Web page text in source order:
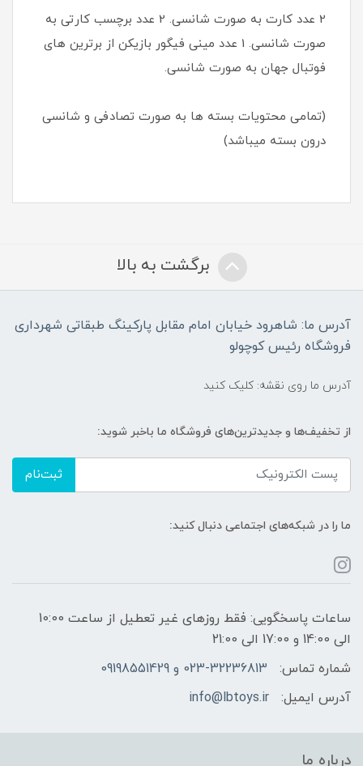
2 عدد کارت به صورت شانسی. 2 عدد برچسب کارتی به
صورت شانسی. 1 عدد مینی فیگور بازیکن از برترین های
فوتبال جهان به صورت شانسی.
(تمامی محتویات بسته ها به صورت تصادفی و شانسی
درون بسته میباشد)
برگشت به بالا
آدرس ما: شاهرود خیابان امام مقابل پارکینگ طبقاتی شهرداری
فروشگاه رئیس کوچولو
آدرس ما روی نقشه: کلیک کنید
از تخفیف‌ها و جدیدترین‌های فروشگاه ما باخبر شوید:
ثبت‌نام
ما را در شبکه‌های اجتماعی دنبال کنید:
ساعات پاسخگویی: فقط روزهای غیر تعطیل از ساعت 10:00
الی 14:00 و 17:00 الی 21:00
شماره تماس:
023-32236813 و 09198551429
آدرس ایمیل:
info@lbtoys.ir
درباره ما